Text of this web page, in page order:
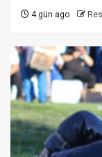
4 gün ago